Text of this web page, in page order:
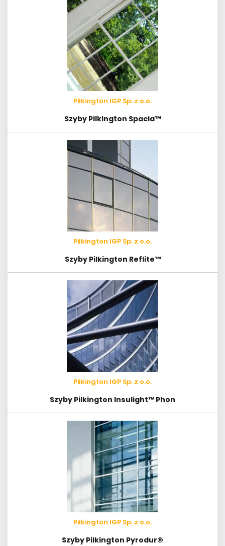
Pilkington IGP Sp. z o.o.
Szyby Pilkington Spacia™
Pilkington IGP Sp. z o.o.
Szyby Pilkington Reflite™
Pilkington IGP Sp. z o.o.
Szyby Pilkington Insulight™ Phon
Pilkington IGP Sp. z o.o.
Szyby Pilkington Pyrodur®